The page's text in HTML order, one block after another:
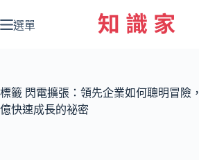
至
容
選單
標籤 閃電擴張：領先企業如何聰明冒險
億快速成長的祕密